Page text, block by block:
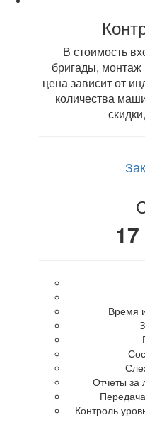
В стоимость
бригады, монтаж
цена зависит от
количества
Время
Отчеты за
Контроль